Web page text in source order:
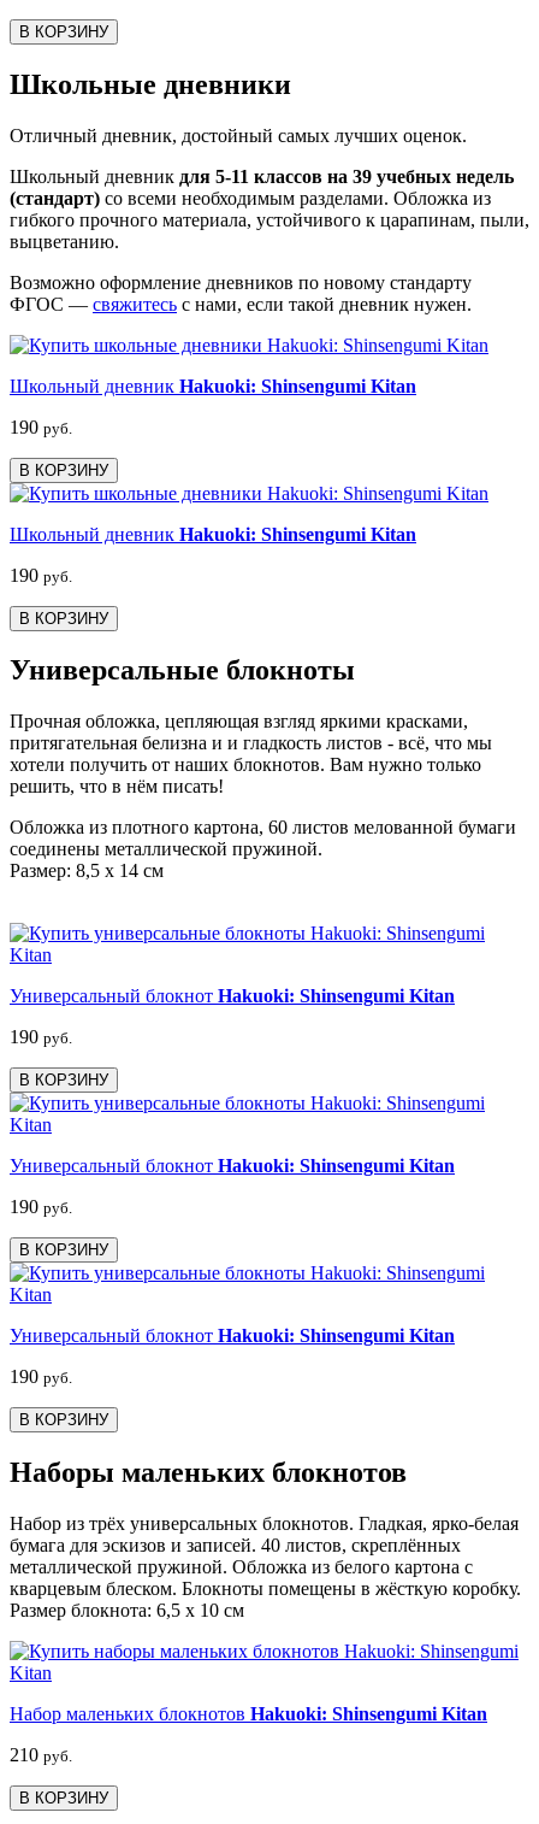
В КОРЗИНУ
Школьные дневники
Отличный дневник, достойный самых лучших оценок.
Школьный дневник для 5-11 классов на 39 учебных недель
(стандарт) со всеми необходимым разделами. Обложка из
гибкого прочного материала, устойчивого к царапинам, пыли,
выцветанию.
Возможно оформление дневников по новому стандарту
ФГОС — свяжитесь с нами, если такой дневник нужен.
Школьный дневник Hakuoki: Shinsengumi Kitan
190 руб.
В КОРЗИНУ
Школьный дневник Hakuoki: Shinsengumi Kitan
190 руб.
В КОРЗИНУ
Универсальные блокноты
Прочная обложка, цепляющая взгляд яркими красками,
притягательная белизна и и гладкость листов - всё, что мы
хотели получить от наших блокнотов. Вам нужно только
решить, что в нём писать!
Обложка из плотного картона, 60 листов мелованной бумаги
соединены металлической пружиной.
Размер: 8,5 х 14 см
Универсальный блокнот Hakuoki: Shinsengumi Kitan
190 руб.
В КОРЗИНУ
Универсальный блокнот Hakuoki: Shinsengumi Kitan
190 руб.
В КОРЗИНУ
Универсальный блокнот Hakuoki: Shinsengumi Kitan
190 руб.
В КОРЗИНУ
Наборы маленьких блокнотов
Набор из трёх универсальных блокнотов. Гладкая, ярко-белая
бумага для эскизов и записей. 40 листов, скреплённых
металлической пружиной. Обложка из белого картона с
кварцевым блеском. Блокноты помещены в жёсткую коробку.
Размер блокнота: 6,5 х 10 см
Набор маленьких блокнотов Hakuoki: Shinsengumi Kitan
210 руб.
В КОРЗИНУ